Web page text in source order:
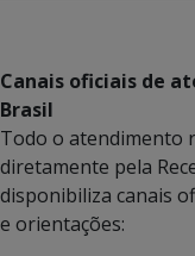
Canais oficiais de
Brasil
Todo o atendimento
diretamente pela
disponibiliza canais
e orientações: